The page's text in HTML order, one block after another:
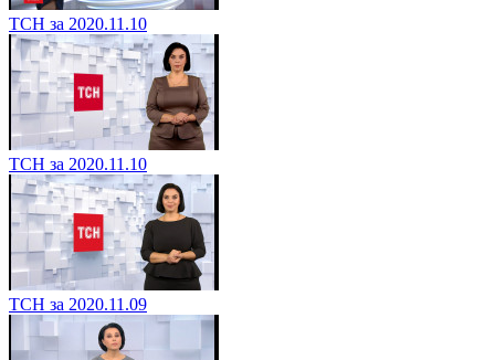
ТСН за 2020.11.10
ТСН за 2020.11.10
ТСН за 2020.11.09